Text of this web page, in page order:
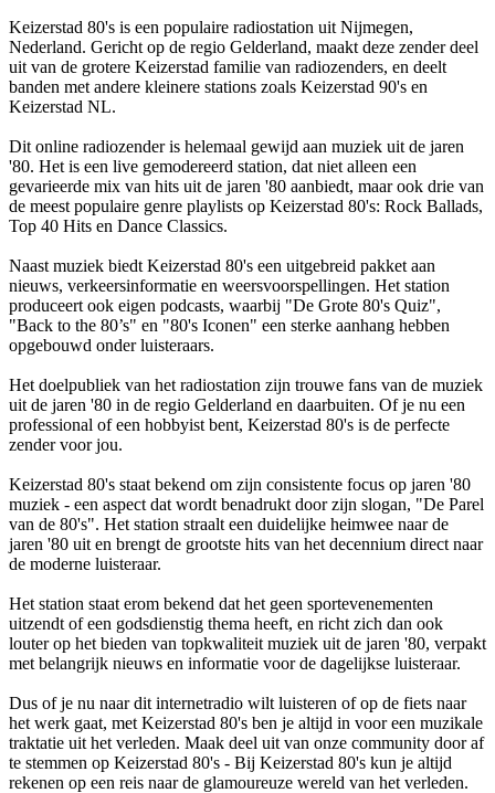
Keizerstad 80's is een populaire radiostation uit Nijmegen,
Nederland. Gericht op de regio Gelderland, maakt deze zender deel
uit van de grotere Keizerstad familie van radiozenders, en deelt
banden met andere kleinere stations zoals Keizerstad 90's en
Keizerstad NL.
Dit online radiozender is helemaal gewijd aan muziek uit de jaren
'80. Het is een live gemodereerd station, dat niet alleen een
gevarieerde mix van hits uit de jaren '80 aanbiedt, maar ook drie van
de meest populaire genre playlists op Keizerstad 80's: Rock Ballads,
Top 40 Hits en Dance Classics.
Naast muziek biedt Keizerstad 80's een uitgebreid pakket aan
nieuws, verkeersinformatie en weersvoorspellingen. Het station
produceert ook eigen podcasts, waarbij "De Grote 80's Quiz",
"Back to the 80’s" en "80's Iconen" een sterke aanhang hebben
opgebouwd onder luisteraars.
Het doelpubliek van het radiostation zijn trouwe fans van de muziek
uit de jaren '80 in de regio Gelderland en daarbuiten. Of je nu een
professional of een hobbyist bent, Keizerstad 80's is de perfecte
zender voor jou.
Keizerstad 80's staat bekend om zijn consistente focus op jaren '80
muziek - een aspect dat wordt benadrukt door zijn slogan, "De Parel
van de 80's". Het station straalt een duidelijke heimwee naar de
jaren '80 uit en brengt de grootste hits van het decennium direct naar
de moderne luisteraar.
Het station staat erom bekend dat het geen sportevenementen
uitzendt of een godsdienstig thema heeft, en richt zich dan ook
louter op het bieden van topkwaliteit muziek uit de jaren '80, verpakt
met belangrijk nieuws en informatie voor de dagelijkse luisteraar.
Dus of je nu naar dit internetradio wilt luisteren of op de fiets naar
het werk gaat, met Keizerstad 80's ben je altijd in voor een muzikale
traktatie uit het verleden. Maak deel uit van onze community door af
te stemmen op Keizerstad 80's - Bij Keizerstad 80's kun je altijd
rekenen op een reis naar de glamoureuze wereld van het verleden.